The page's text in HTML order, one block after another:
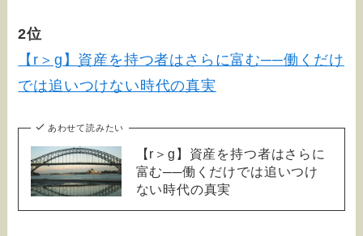
2位
【r＞g】資産を持つ者はさらに富む──働くだけ
では追いつけない時代の真実
あわせて読みたい
【r＞g】資産を持つ者はさらに
富む──働くだけでは追いつけ
ない時代の真実